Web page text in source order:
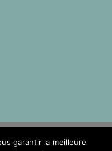
garantir la meilleure